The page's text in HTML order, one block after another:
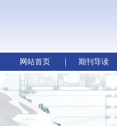
网站首页 期刊导读